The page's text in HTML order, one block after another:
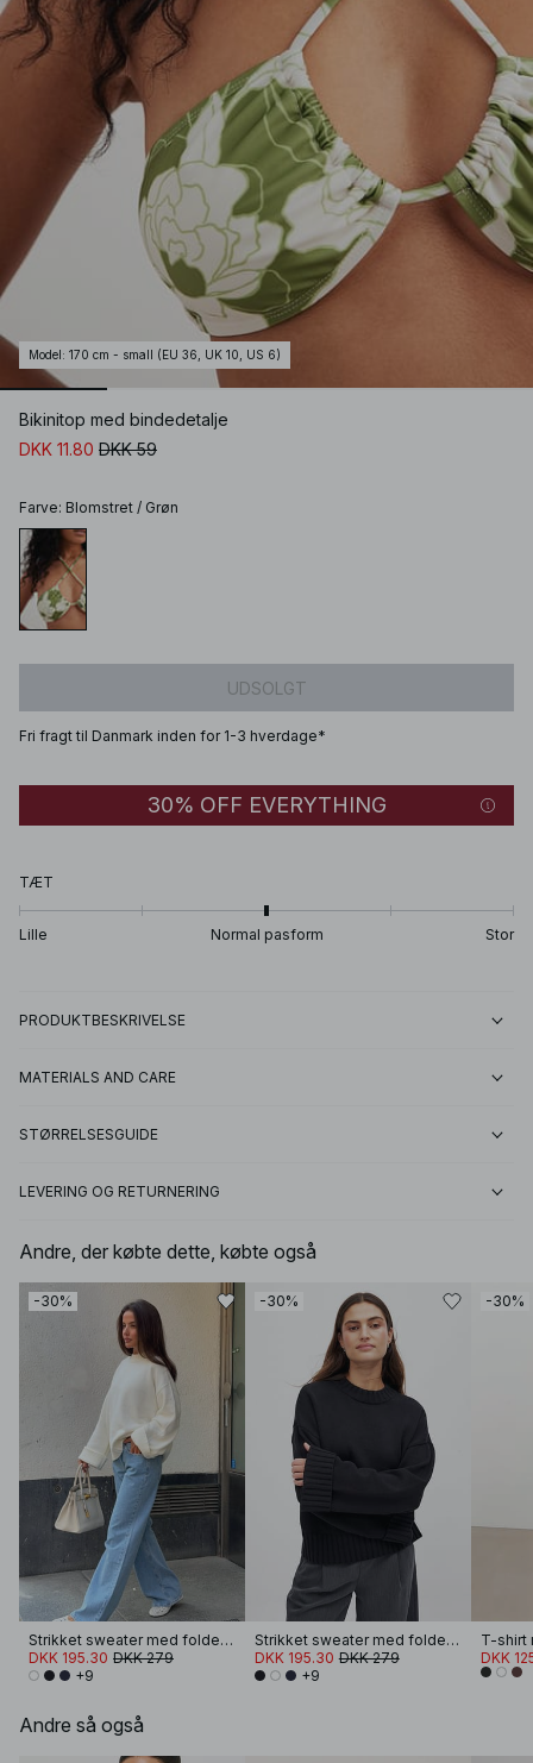
Model : 170 cm - small (EU 36, UK 10, US 6)
Bikinitop med bindedetalje
DKK 11.80 DKK 59
Farve: Blomstret / Grøn
UDSOLGT
Fri fragt til Danmark inden for 1-3 hverdage*
30% OFF EVERYTHING
TÆT
Lille Normal pasform Stor
PRODUKTBESKRIVELSE
MATERIALS AND CARE
STØRRELSESGUIDE
LEVERING OG RETURNERING
Andre, der købte dette, købte også
-30%
Strikket sweater med foldet ærme
DKK 195.30 DKK 279
+9
-30%
Strikket sweater med foldet ærme
DKK 195.30 DKK 279
+9
-30%
T-shirt
DKK
Andre så også